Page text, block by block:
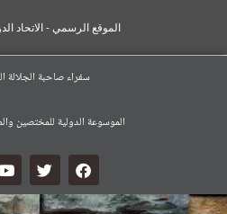
الموقع الرسمي - الاتحاد
سفراء صاحبة الجلالة
الموسوعة الدولية للمختصين